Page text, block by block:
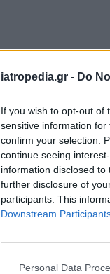
iatropedia.gr - Do
If you wish to opt-out of
sensitive information
confirm your selection.
continue seeing
information disclosed
further disclosure of
participants. This
Downstream
Personal Data